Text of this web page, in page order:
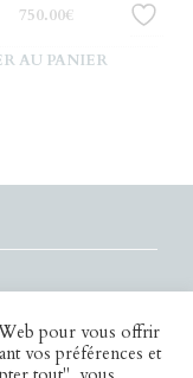
750.00€
AU PANIER
pour vous offrir
vos préférences et